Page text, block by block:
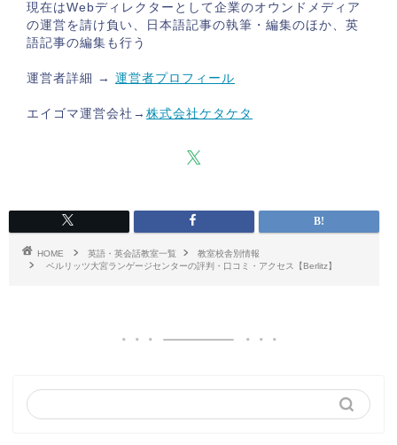
現在はWebディレクターとして企業のオウンドメディア
の運営を請け負い、日本語記事の執筆・編集のほか、英
語記事の編集も行う
運営者詳細 → 運営者プロフィール
エイゴマ運営会社→ 株式会社ケタケタ
HOME 英語・英会話教室一覧
教室校舎別情報
ベルリッツ大宮ランゲージセンターの評判・口コミ・アクセス【Berlitz】